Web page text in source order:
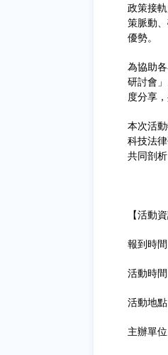
政策接
策脈動
優勢。
為協助
研討會
度分享
本次活
科技法
共同剖
【活動資
報到時
活動時
活動地
主辦單